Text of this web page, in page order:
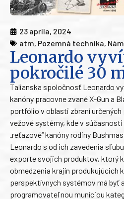
23 apríla, 2024
atm, Pozemná technika,
Leonardo
pokročilé 30
Talianska spoločnosť Leonardo
kanóny pracovne zvané X-Gun a
portfólio v oblasti zbraní určených
vežové systémy, kde v
„reťazové“ kanóny rodiny
Leonardo s od ich zavedenia
exporte svojich produktov, ktorý
obmedzenia krajín produkujúcich
perspektívnych systémov má byť
programovateľnou muníciou